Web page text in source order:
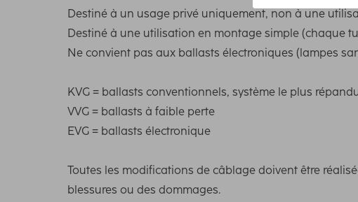
Destiné à un usage privé uniquement, non à une
Destiné à une utilisation en montage simple (chaque
Ne convient pas aux ballasts électroniques (lampes
KVG = ballasts conventionnels, système le plus
VVG = ballasts à faible perte
EVG = ballasts électronique
Toutes les modifications de câblage doivent être
blessures ou des dommages.